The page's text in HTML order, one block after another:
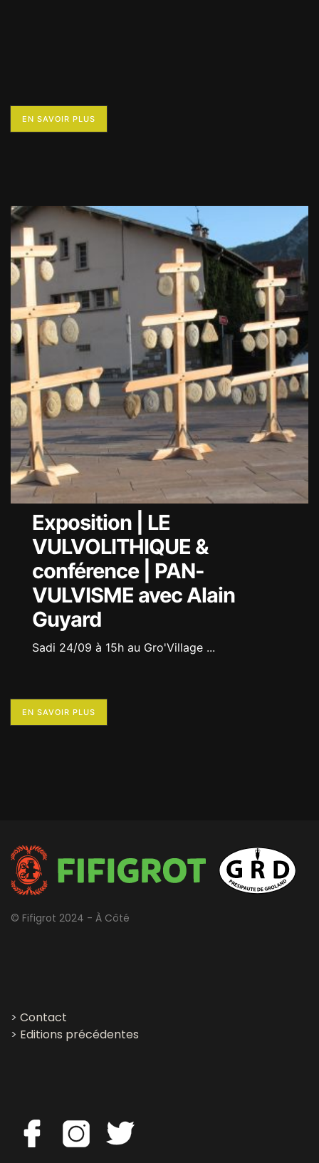
EN SAVOIR PLUS
Exposition | LE
VULVOLITHIQUE &
conférence | PAN-
VULVISME avec Alain
Guyard
Sadi 24/09 à 15h au Gro'Village ...
EN SAVOIR PLUS
© Fifigrot 2024 - À Côté
> Contact
> Editions précédentes